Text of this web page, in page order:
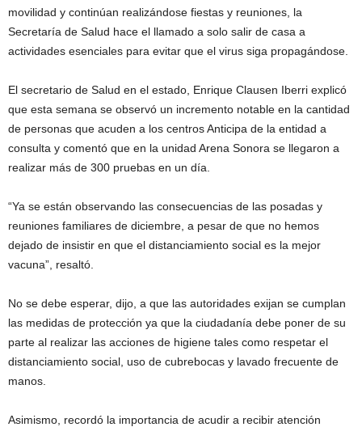
movilidad y continúan realizándose fiestas y reuniones, la
Secretaría de Salud hace el llamado a solo salir de casa a
actividades esenciales para evitar que el virus siga propagándose.
El secretario de Salud en el estado, Enrique Clausen Iberri explicó
que esta semana se observó un incremento notable en la cantidad
de personas que acuden a los centros Anticipa de la entidad a
consulta y comentó que en la unidad Arena Sonora se llegaron a
realizar más de 300 pruebas en un día.
“Ya se están observando las consecuencias de las posadas y
reuniones familiares de diciembre, a pesar de que no hemos
dejado de insistir en que el distanciamiento social es la mejor
vacuna”, resaltó.
No se debe esperar, dijo, a que las autoridades exijan se cumplan
las medidas de protección ya que la ciudadanía debe poner de su
parte al realizar las acciones de higiene tales como respetar el
distanciamiento social, uso de cubrebocas y lavado frecuente de
manos.
Asimismo, recordó la importancia de acudir a recibir atención